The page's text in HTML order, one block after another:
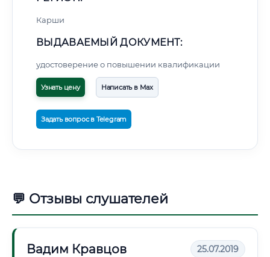
Карши
ВЫДАВАЕМЫЙ ДОКУМЕНТ:
удостоверение о повышении квалификации
Узнать цену Написать в Max
Задать вопрос в Telegram
💬 Отзывы слушателей
Вадим Кравцов 25.07.2019